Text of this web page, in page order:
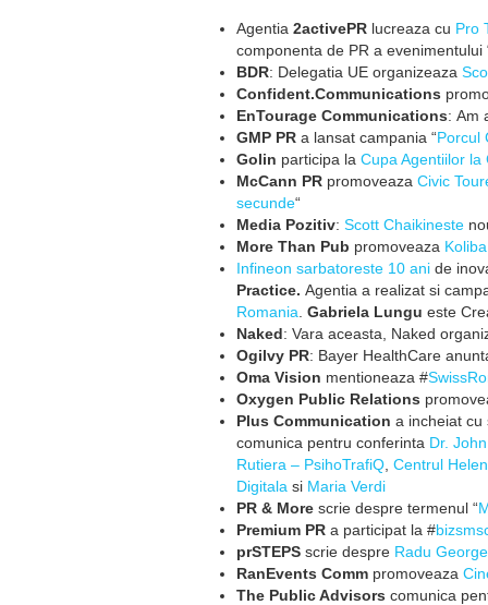
Agentia 2activePR lucreaza cu Pro
componenta de PR a evenimentului
BDR: Delegatia UE organizeaza
Confident.Communications
EnTourage Communications: Am
GMP PR a lansat campania “Porcul
Golin participa la Cupa Agentiilor la
McCann PR promoveaza Civic
secunde“
Media Pozitiv: Scott Chaikineste
More Than Pub promoveaza Koliba
Infineon sarbatoreste 10 ani de
Practice. Agentia a realizat si
Romania Gabriela Lungu este
Naked: Vara aceasta, Naked
Ogilvy PR: Bayer HealthCare
Oma Vision mentioneaza ‪#‎
Oxygen Public Relations
Plus Communication a incheiat cu
comunica pentru conferinta Dr.
Rutiera – PsihoTrafiQ Centrul
Digitala si Maria Verdi
PR & More scrie despre termenul “
Premium PR a participat la #
prSTEPS scrie despre Radu
RanEvents Comm promoveaza
The Public Advisors comunica